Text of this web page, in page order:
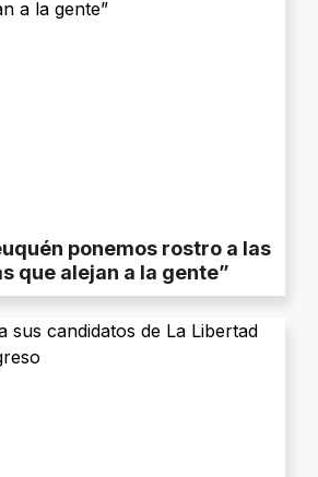
ponemos rostro a las
que alejan a la gente”